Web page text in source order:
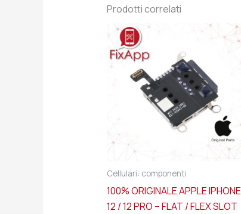
Prodotti correlati
Cellulari: componenti
100% ORIGINALE APPLE IPHONE
12 / 12 PRO – FLAT / FLEX SLOT